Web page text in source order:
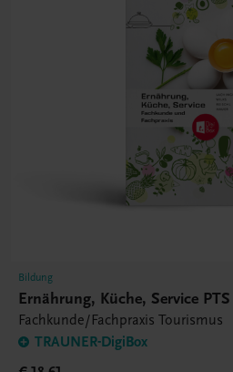
Bildung
Ernährung, Küche, Service PTS
Fachkunde/Fachpraxis Tourismus
TRAUNER-DigiBox